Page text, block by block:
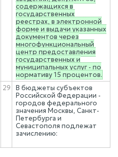
содержащихся в
государственных
реестрах, в электронной
форме и выдачи указанных
документов через
многофункциональный
центр предоставления
государственных и
муниципальных услуг - по
нормативу 15 процентов.
29
В бюджеты субъектов
Российской Федерации -
городов федерального
значения Москвы, Санкт-
Петербурга и
Севастополя подлежат
зачислению: